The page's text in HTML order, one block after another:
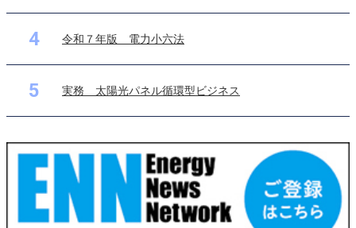
4 令和７年版 電力小六法
5 実務 太陽光パネル循環型ビジネス